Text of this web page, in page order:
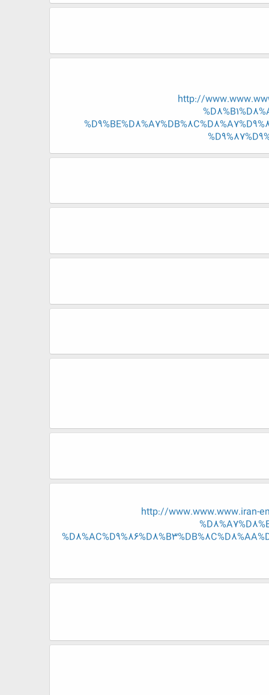
http://
http://www.www.www.iran-